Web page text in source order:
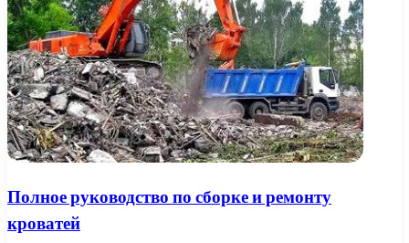
Полное руководство по сборке и ремонту
кроватей